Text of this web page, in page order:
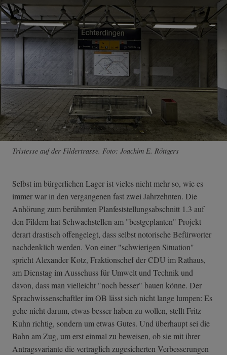
Tristesse auf der Fildertrasse. Foto: Joachim E. Röttgers
Selbst im bürgerlichen Lager ist vieles nicht mehr so, wie es
immer war in den vergangenen fast zwei Jahrzehnten. Die
Anhörung zum berühmten Planfeststellungsabschnitt 1.3 auf
den Fildern hat Schwachstellen am "bestgeplanten" Projekt
derart drastisch offengelegt, dass selbst notorische Befürworter
nachdenklich werden. Von einer "schwierigen Situation"
spricht Alexander Kotz, Fraktionschef der CDU im Rathaus,
am Dienstag im Ausschuss für Umwelt und Technik und
davon, dass man vielleicht "noch besser" bauen könne. Der
Sprachwissenschaftler im OB lässt sich nicht lange lumpen: Es
gehe nicht darum, etwas besser haben zu wollen, stellt Fritz
Kuhn richtig, sondern um etwas Gutes. Und überhaupt sei die
Bahn am Zug, um erst einmal zu beweisen, ob sie mit ihrer
Antragsvariante die vertraglich zugesicherten Verbesserungen